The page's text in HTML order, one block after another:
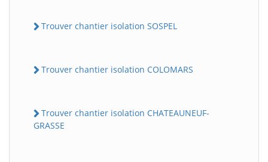
Trouver chantier isolation SOSPEL
Trouver chantier isolation COLOMARS
Trouver chantier isolation CHATEAUNEUF-
GRASSE